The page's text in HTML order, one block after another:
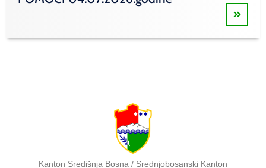
Kanton Središnja Bosna / Srednjobosanski Kanton